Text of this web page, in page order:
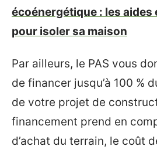
écoénergétique : les aides
pour isoler sa maison
Par ailleurs, le PAS vous
de financer jusqu’à 100 %
de votre projet de
financement prend en
d’achat du terrain, le coût